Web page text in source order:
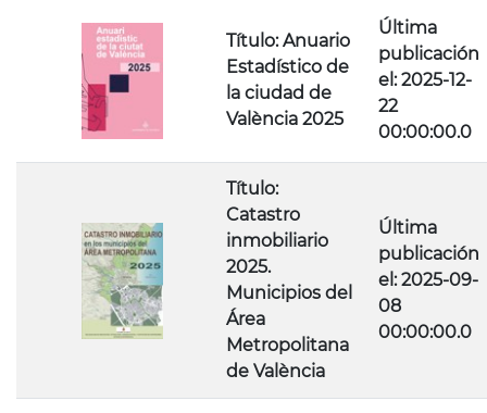
Título: Anuario
Estadístico de
la ciudad de
València 2025
Última
publicación
el: 2025-12-
22
00:00:00.0
Título:
Catastro
inmobiliario
2025.
Municipios del
Área
Metropolitana
de València
Última
publicación
el: 2025-09-
08
00:00:00.0